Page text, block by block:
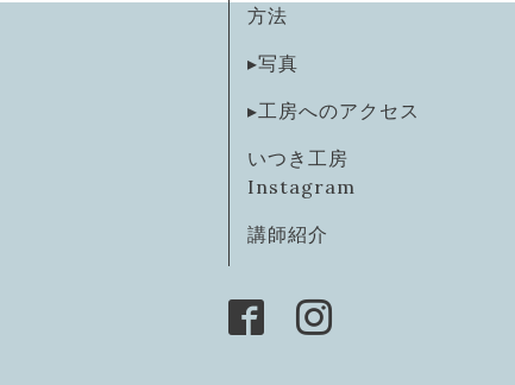
方法
▸写真
▸工房へのアクセス
いつき工房
Instagram
講師紹介